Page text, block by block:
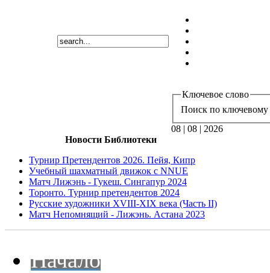
Ключевое слово
Поиск по ключевому
08 | 08 | 2026
Новости Библиотеки
Турнир Претендентов 2026. Пейя, Кипр
Учебный шахматный движок с NNUE
Матч Лижэнь - Гукеш. Сингапур 2024
Торонто. Турнир претендентов 2024
Русские художники XVIII-XIX века (Часть II)
Матч Непомнящий - Лижэнь. Астана 2023
Начало